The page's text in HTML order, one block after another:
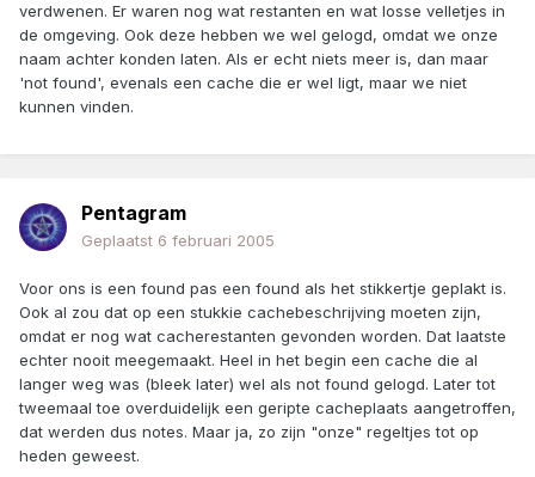
verdwenen. Er waren nog wat restanten en wat losse velletjes in
de omgeving. Ook deze hebben we wel gelogd, omdat we onze
naam achter konden laten. Als er echt niets meer is, dan maar
'not found', evenals een cache die er wel ligt, maar we niet
kunnen vinden.
Pentagram
Geplaatst 6 februari 2005
Voor ons is een found pas een found als het stikkertje geplakt is.
Ook al zou dat op een stukkie cachebeschrijving moeten zijn,
omdat er nog wat cacherestanten gevonden worden. Dat laatste
echter nooit meegemaakt. Heel in het begin een cache die al
langer weg was (bleek later) wel als not found gelogd. Later tot
tweemaal toe overduidelijk een geripte cacheplaats aangetroffen,
dat werden dus notes. Maar ja, zo zijn "onze" regeltjes tot op
heden geweest.